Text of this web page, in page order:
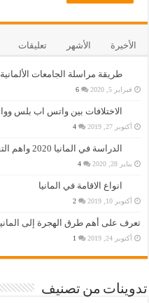
الأخيرة الأشهر تعليقات
طريقة مراسلة الجامعات
فبراير 5, 2020 6
الاختلافات بين واتس اب بلس
أكتوبر 27, 2019 4
الدراسة في المانيا 2020 واهم التفاصيل عنها
يناير 28, 2020 4
انواع الاقامة في المانيا
أكتوبر 10, 2019 2
تعرف على أهم طرق الهجرة إلى المانيا
أكتوبر 24, 2019 1
تدوينات من تصنيف